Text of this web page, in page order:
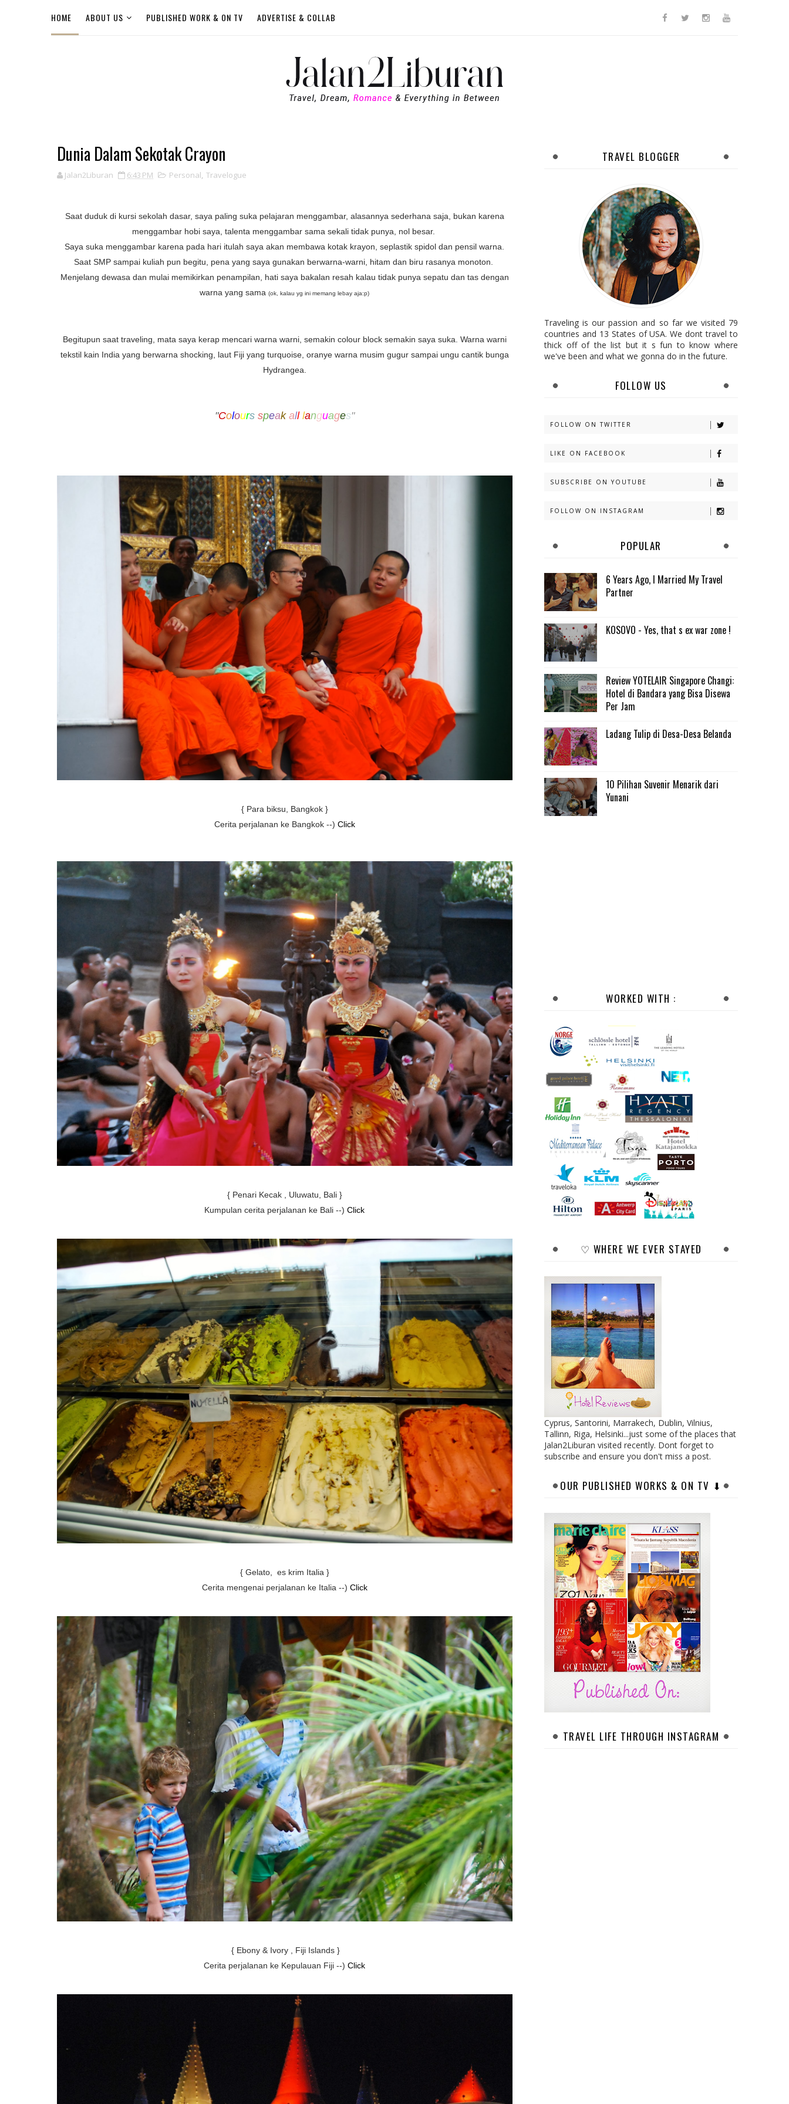
HOME ABOUT US PUBLISHED WORK & ON TV ADVERTISE & COLLAB
Dunia Dalam Sekotak Crayon
Jalan2Liburan 6:43 PM Personal, Travelogue
Saat duduk di kursi sekolah dasar, saya paling suka pelajaran menggambar, alasannya sederhana saja, bukan karena
menggambar hobi saya, talenta menggambar sama sekali tidak punya, nol besar.
Saya suka menggambar karena pada hari itulah saya akan membawa kotak krayon, seplastik spidol dan pensil warna.
Saat SMP sampai kuliah pun begitu, pena yang saya gunakan berwarna-warni, hitam dan biru rasanya monoton.
Menjelang dewasa dan mulai memikirkan penampilan, hati saya bakalan resah kalau tidak punya sepatu dan tas dengan
warna yang sama(ok, kalau yg ini memang lebay aja:p)
Begitupun saat traveling, mata saya kerap mencari warna warni, semakin colour block semakin saya suka. Warna warni
tekstil kain India yang berwarna shocking, laut Fiji yang turquoise, oranye warna musim gugur sampai ungu cantik bunga
Hydrangea.
"Colours speak all languages"
{ Para biksu, Bangkok }
Cerita perjalanan ke Bangkok --) Click
{ Penari Kecak , Uluwatu, Bali }
Kumpulan cerita perjalanan ke Bali --)Click
{ Gelato, es krim Italia }
Cerita mengenai perjalanan ke Italia --) Click
{ Ebony & Ivory , Fiji Islands }
Cerita perjalanan ke Kepulauan Fiji --)Click
TRAVEL BLOGGER
Traveling is our passion and so far we visited 79
countries and 13 States of USA. We dont travel to
thick off of the list but it s fun to know where
we've been and what we gonna do in the future.
FOLLOW US
FOLLOW ON TWITTER
LIKE ON FACEBOOK
SUBSCRIBE ON YOUTUBE
FOLLOW ON INSTAGRAM
POPULAR
6 Years Ago, I Married My Travel
Partner
KOSOVO - Yes, that s ex war zone !
Review YOTELAIR Singapore Changi:
Hotel di Bandara yang Bisa Disewa
Per Jam
Ladang Tulip di Desa-Desa Belanda
10 Pilihan Suvenir Menarik dari
Yunani
WORKED WITH :
♡ WHERE WE EVER STAYED
Cyprus, Santorini, Marrakech, Dublin, Vilnius,
Tallinn, Riga, Helsinki...just some of the places that
Jalan2Liburan visited recently. Dont forget to
subscribe and ensure you don't miss a post.
OUR PUBLISHED WORKS & ON TV ⬇︎
TRAVEL LIFE THROUGH INSTAGRAM